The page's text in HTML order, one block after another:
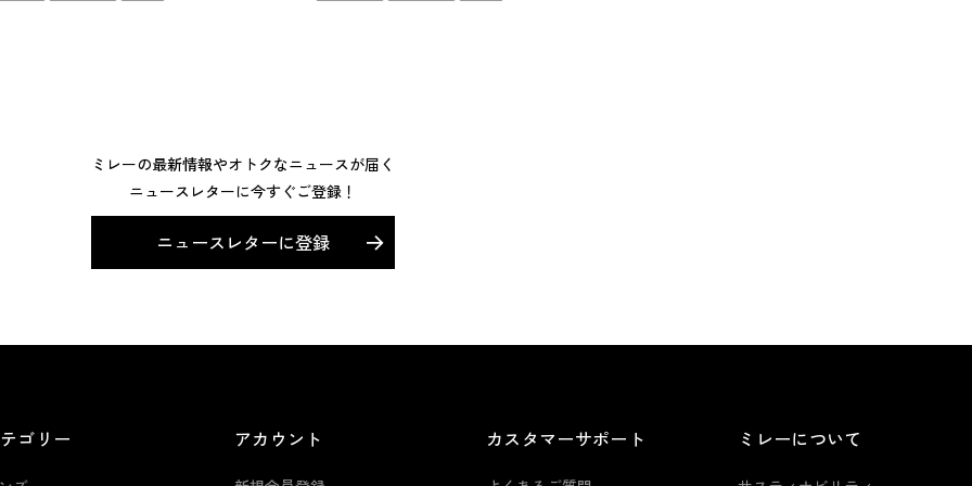
ミレーの最新情報やオトクなニュースが届く
ニュースレターに今すぐご登録！
ニュースレターに登録
ゴリー アカウント カスタマーサポート ミレーについて